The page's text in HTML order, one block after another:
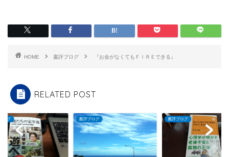
HOME 書評ブログ 『お金がなくてもＦＩＲＥできる』
RELATED POST
ログ 書評ブログ 書評ブログ